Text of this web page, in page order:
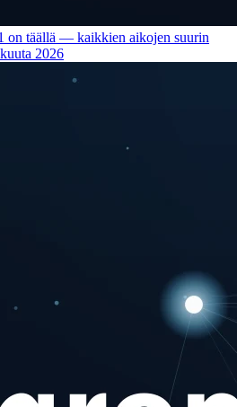
on täällä — kaikkien aikojen suurin
2026